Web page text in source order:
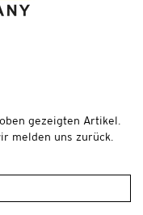
gezeigten Artikel.
melden uns zurück.